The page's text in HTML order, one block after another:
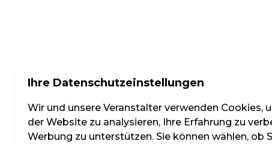
Ihre Datenschutzeinstellungen
Wir und unsere Veranstalter verwenden Cookies,
der Website zu analysieren, Ihre Erfahrung zu
Werbung zu unterstützen. Sie können wählen, ob